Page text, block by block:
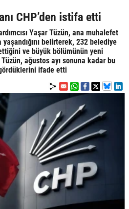
CHP’den istifa etti
Yaşar Tüzün, ana muhalefet
belirterek, 232 belediye
ve büyük bölümünün yeni
Tüzün, ağustos ayı sonuna kadar bu
ifade etti